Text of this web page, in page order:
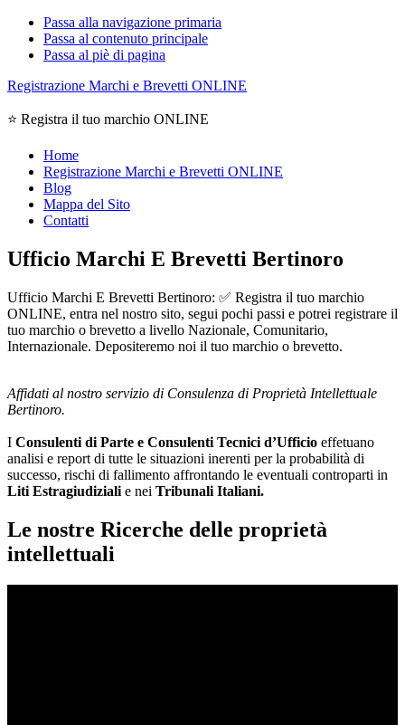
Passa alla navigazione primaria
Passa al contenuto principale
Passa al piè di pagina
Registrazione Marchi e Brevetti ONLINE
⭐ Registra il tuo marchio ONLINE
Home
Registrazione Marchi e Brevetti ONLINE
Blog
Mappa del Sito
Contatti
Ufficio Marchi E Brevetti Bertinoro
Ufficio Marchi E Brevetti Bertinoro: ✅ Registra il tuo marchio
ONLINE, entra nel nostro sito, segui pochi passi e potrei registrare il
tuo marchio o brevetto a livello Nazionale, Comunitario,
Internazionale. Depositeremo noi il tuo marchio o brevetto.
Affidati al nostro servizio di Consulenza di Proprietà Intellettuale
Bertinoro.
I Consulenti di Parte e Consulenti Tecnici d’Ufficio effetuano
analisi e report di tutte le situazioni inerenti per la probabilità di
successo, rischi di fallimento affrontando le eventuali controparti in
Liti Estragiudiziali e nei Tribunali Italiani.
Le nostre Ricerche delle proprietà
intellettuali